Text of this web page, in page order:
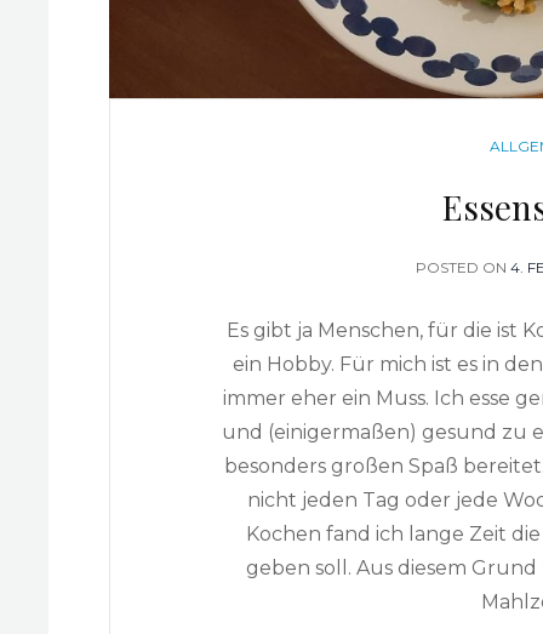
POSTED ON 4.
Es gibt ja Menschen, für die ist
ein Hobby. Für mich ist es in
immer eher ein Muss. Ich esse
und (einigermaßen) gesund zu
besonders großen Spaß
nicht jeden Tag oder jede
Kochen fand ich lange Zeit
geben soll. Aus diesem